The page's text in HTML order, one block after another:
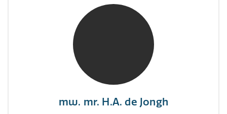
mw. mr. H.A. de Jongh
mw. mr. H.A. de Jongh
NIVRE Register-Expert
"There is no elevator to succes, you need to